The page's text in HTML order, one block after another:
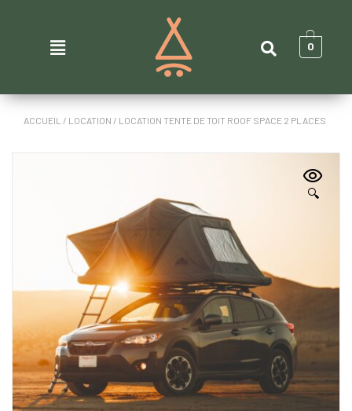
0
ACCUEIL / LOCATION / LOCATION TENTE DE TOIT ROOF SPACE 2 PLACES
🔍